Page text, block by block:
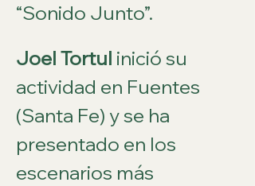
“Sonido Junto”.
Joel Tortul inició su
actividad en Fuentes
(Santa Fe) y se ha
presentado en los
escenarios más